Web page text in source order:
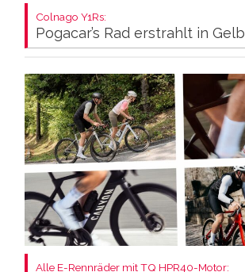
Colnago Y1Rs:
Pogacar’s Rad erstrahlt in Gelb
Alle E-Rennräder mit TQ HPR40-Motor: